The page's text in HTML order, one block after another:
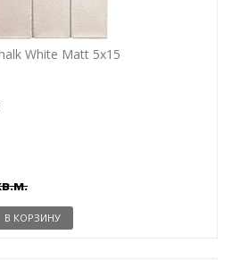
White Matt 5x15
В КОРЗИНУ